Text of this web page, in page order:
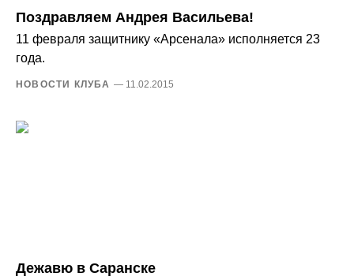
Поздравляем Андрея Васильева!
11 февраля защитнику «Арсенала» исполняется 23
года.
НОВОСТИ КЛУБА — 11.02.2015
Дежавю в Саранске